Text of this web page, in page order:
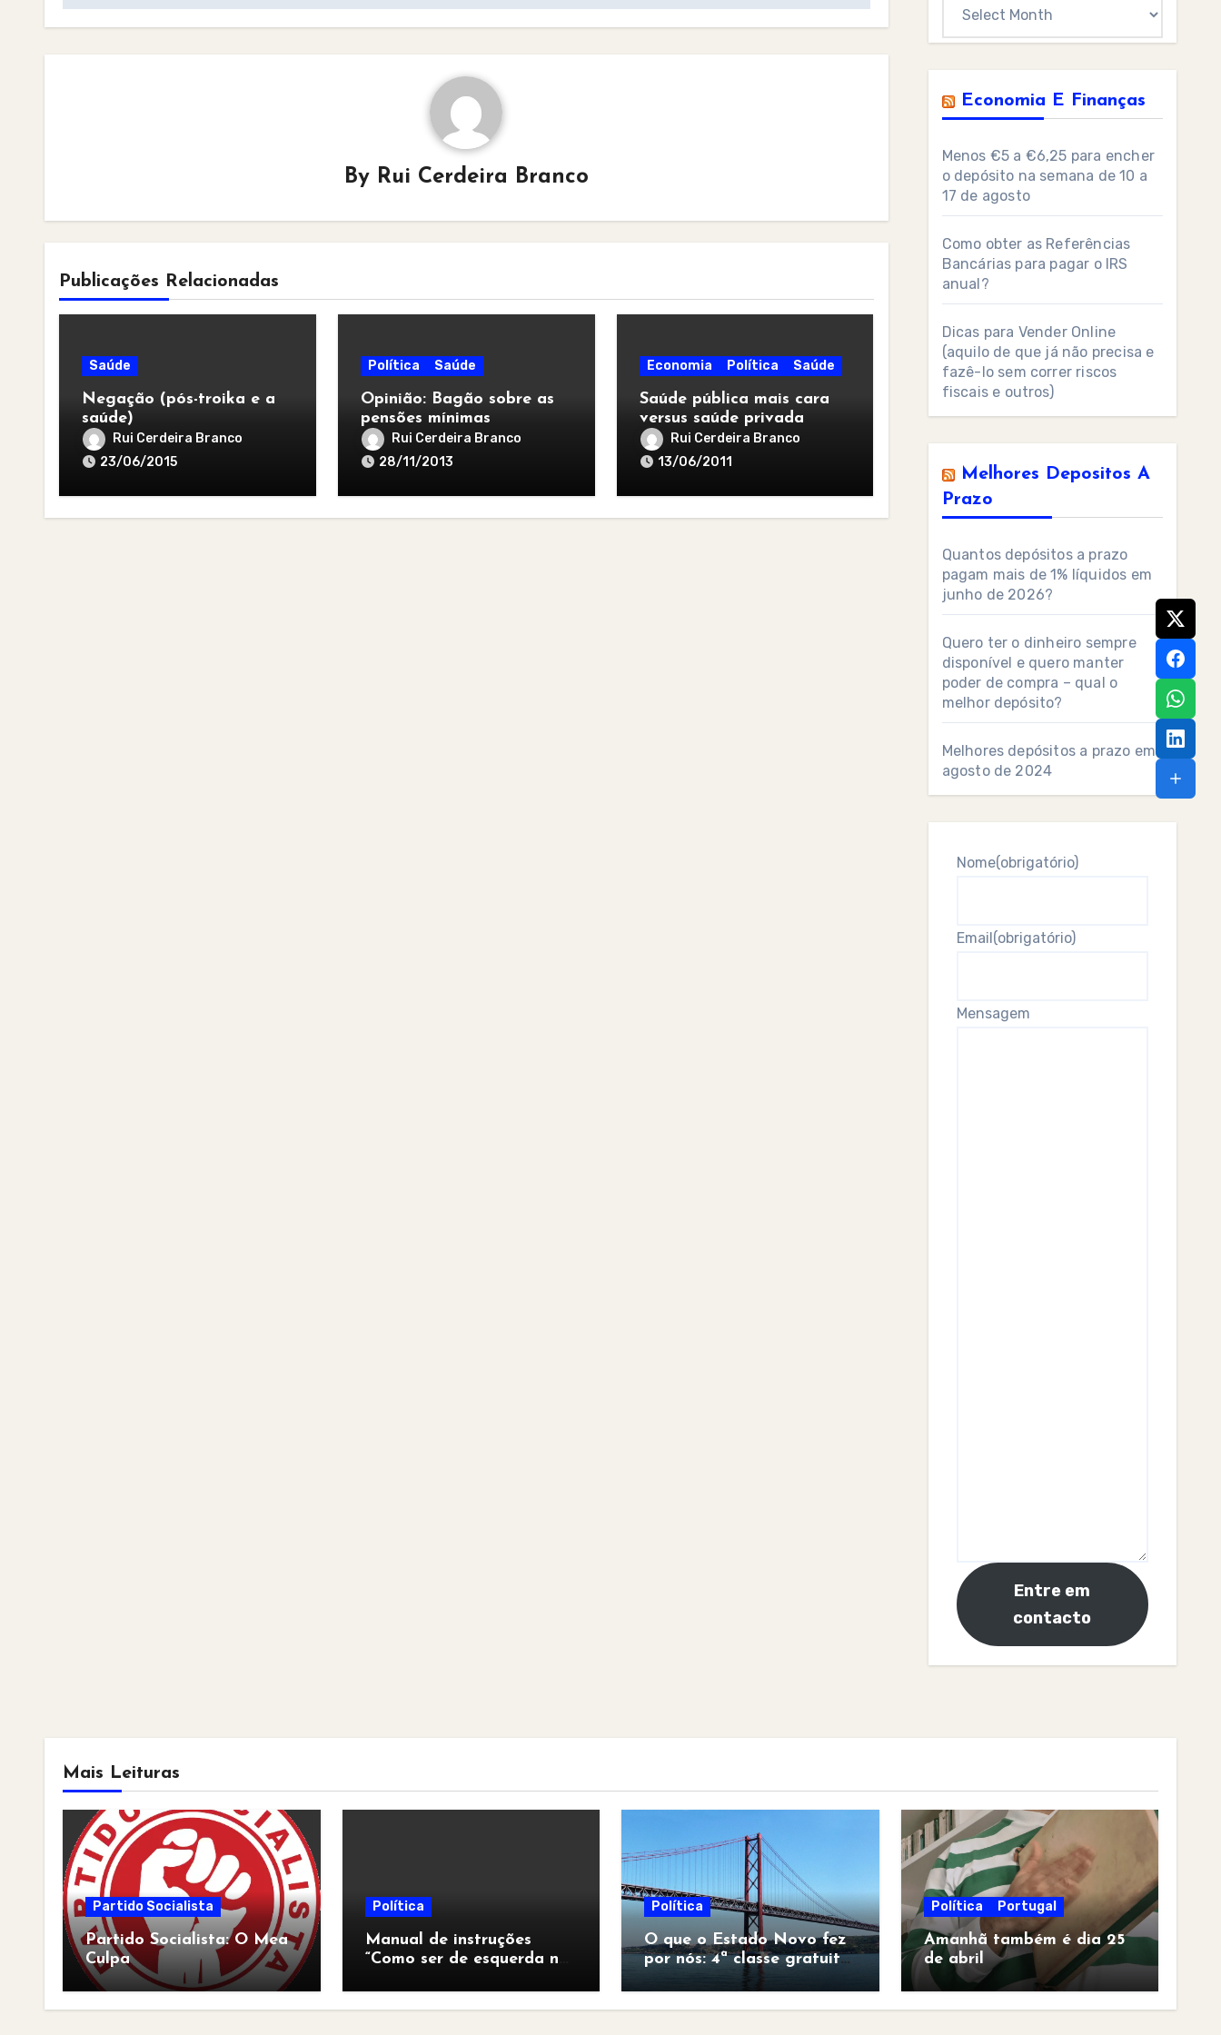
By Rui Cerdeira Branco
Publicações Relacionadas
Saúde
Negação (pós-troika e a
saúde)
Rui Cerdeira Branco
23/06/2015
Política Saúde
Opinião: Bagão sobre as
pensões mínimas
Rui Cerdeira Branco
28/11/2013
Economia Política Saúde
Saúde pública mais cara
versus saúde privada
ainda mais cara?
Rui Cerdeira Branco
13/06/2011
Economia E Finanças
Menos €5 a €6,25 para encher
o depósito na semana de 10 a
17 de agosto
Como obter as Referências
Bancárias para pagar o IRS
anual?
Dicas para Vender Online
(aquilo de que já não precisa e
fazê-lo sem correr riscos
fiscais e outros)
Melhores Depositos A
Prazo
Quantos depósitos a prazo
pagam mais de 1% líquidos em
junho de 2026?
Quero ter o dinheiro sempre
disponível e quero manter
poder de compra – qual o
melhor depósito?
Melhores depósitos a prazo em
agosto de 2024
Nome(obrigatório)
Email(obrigatório)
Mensagem
Entre em
contacto
Mais Leituras
Partido Socialista
Partido Socialista: O Mea
Culpa
Política
Manual de instruções
“Como ser de esquerda no
Política
O que o Estado Novo fez
por nós: 4ª classe gratuita
para todos
Política Portugal
Amanhã também é dia 25
de abril